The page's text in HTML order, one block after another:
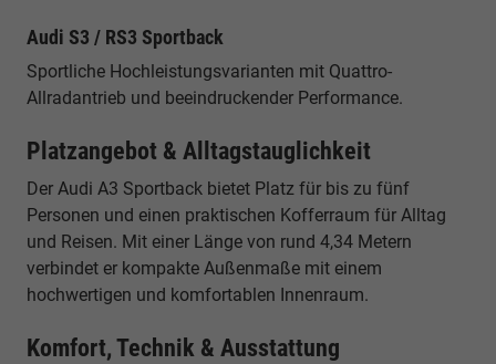
Audi S3 / RS3 Sportback
Sportliche Hochleistungsvarianten mit Quattro-
Allradantrieb und beeindruckender Performance.
Platzangebot & Alltagstauglichkeit
Der Audi A3 Sportback bietet Platz für bis zu fünf
Personen und einen praktischen Kofferraum für Alltag
und Reisen. Mit einer Länge von rund 4,34 Metern
verbindet er kompakte Außenmaße mit einem
hochwertigen und komfortablen Innenraum.
Komfort, Technik & Ausstattung